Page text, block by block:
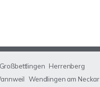
Großbettlingen Herrenberg
Wendlingen am Neckar